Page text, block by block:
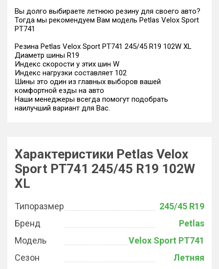
Вы долго выбираете летнюю резину для своего авто?
Тогда мы рекомендуем Вам модель Petlas Velox Sport
PT741
Резина Petlas Velox Sport PT741 245/45 R19 102W XL
Диаметр шины R19
Индекс скорости у этих шин W
Индекс нагрузки составляет 102
Шины это один из главных выборов вашей
комфортной езды на авто
Наши менеджеры всегда помогут подобрать
наилучший вариант для Вас.
Характеристики Petlas Velox
Sport PT741 245/45 R19 102W
XL
Типоразмер
245/45 R19
Бренд
Petlas
Модель
Velox Sport PT741
Сезон
Летняя